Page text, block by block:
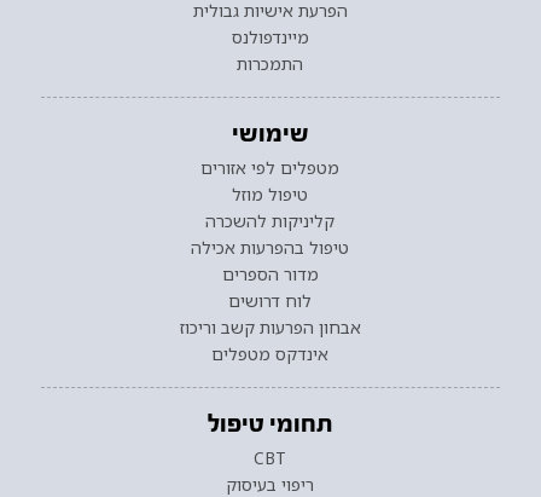
הפרעת אישיות גבולית
מיינדפולנס
התמכרות
שימושי
מטפלים לפי אזורים
טיפול מוזל
קליניקות להשכרה
טיפול בהפרעות אכילה
מדור הספרים
לוח דרושים
אבחון הפרעות קשב וריכוז
אינדקס מטפלים
תחומי טיפול
CBT
ריפוי בעיסוק